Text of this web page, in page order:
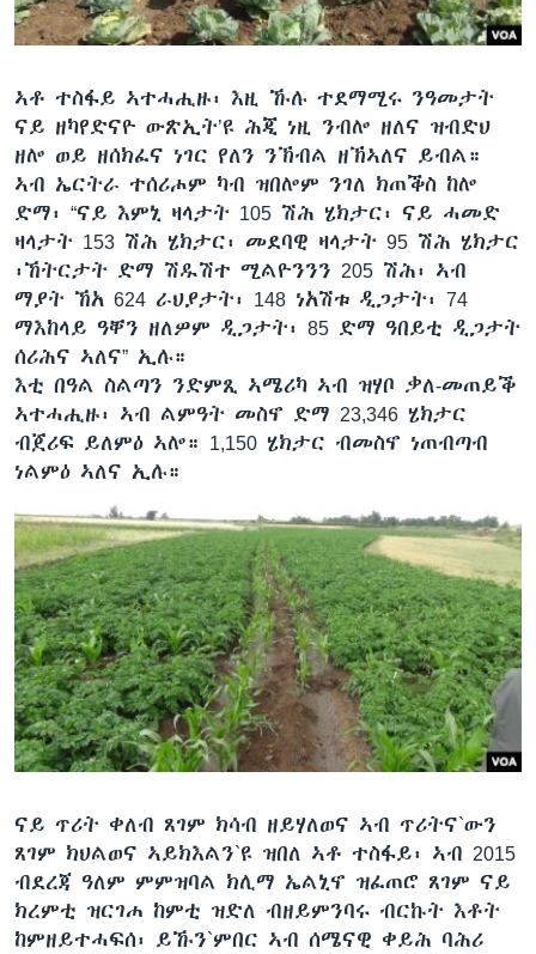
ኣቶ ተስፋይ ኣተሓሒዙ፡ እዚ ኹሉ ተደማሚሩ ንዓመታት
ናይ ዘካየድናዮ ውጽኢት’ዩ ሕጂ ነዚ ንብሎ ዘለና ዝብድህ
ዘሎ ወይ ዘሰክፈና ነገር የለን ንኽብል ዘኽኣለና ይብል።
ኣብ ኤርትራ ተሰሪሖም ካብ ዝበሎም ንገለ ክጠቕስ ከሎ
ድማ፡ “ናይ እምኒ ዛላታት 105 ሽሕ ሄክታር፡ ናይ ሓመድ
ዛላታት 153 ሽሕ ሄክታር፡ መደባዊ ዛላታት 95 ሽሕ ሄክታር
፡ኸትርታት ድማ ሽዱሽተ ሚልዮንንን 205 ሽሕ፡ ኣብ
ማያት ኸአ 624 ራህያታት፡ 148 ነአሽቱ ዲጋታት፡ 74
ማእከላይ ዓቐን ዘለዎም ዲጋታት፡ 85 ድማ ዓበይቲ ዲጋታት
ሰሪሕና ኣለና” ኢሉ።
እቲ በዓል ስልጣን ንድምጺ ኣሜሪካ ኣብ ዝሃቦ ቃለ-መጠይቕ
ኣተሓሒዙ፡ ኣብ ልምዓት መስኖ ድማ 23,346 ሄክታር
ብጀሪፍ ይለምዕ ኣሎ። 1,150 ሄክታር ብመስኖ ነጠብጣብ
ነልምዕ ኣለና ኢሉ።
ናይ ጥሪት ቀለብ ጸገም ክሳብ ዘይሃለወና ኣብ ጥሪትና`ውን
ጸገም ክህልወና ኣይክእልን`ዩ ዝበለ ኣቶ ተስፋይ፡ ኣብ 2015
ብደረጃ ዓለም ምምዝባል ክሊማ ኤልኒኖ ዝፈጠሮ ጸገም ናይ
ክረምቲ ዝርገሐ ከምቲ ዝድለ ብዘይምንባሩ ብርኩት እቶት
ከምዘይተሓፍሰ፡ ይኹን`ምበር ኣብ ሰሜናዊ ቀይሕ ባሕሪ